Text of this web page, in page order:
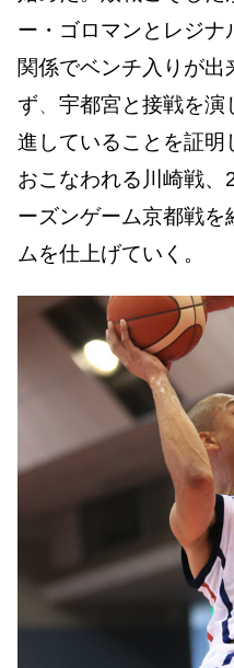
ー・ゴロマンとレジ
関係でベンチ入りが出
ず、 宇都宮と接戦を演
進していることを証明
おこなわれる川崎戦
ーズンゲーム京都戦を
ムを仕上げていく。